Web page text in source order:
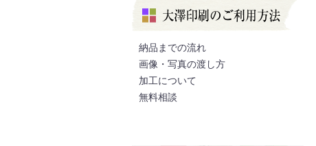
納品までの流れ
画像・写真の渡し方
加工について
無料相談